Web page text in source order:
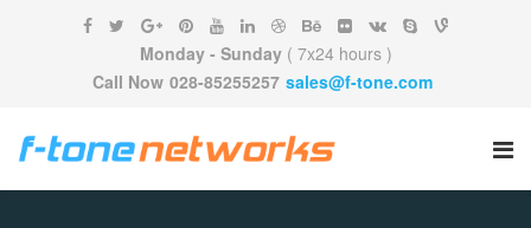
Monday - Sunday ( 7x24 hours )
Call Now 028-85255257 sales@f-tone.com